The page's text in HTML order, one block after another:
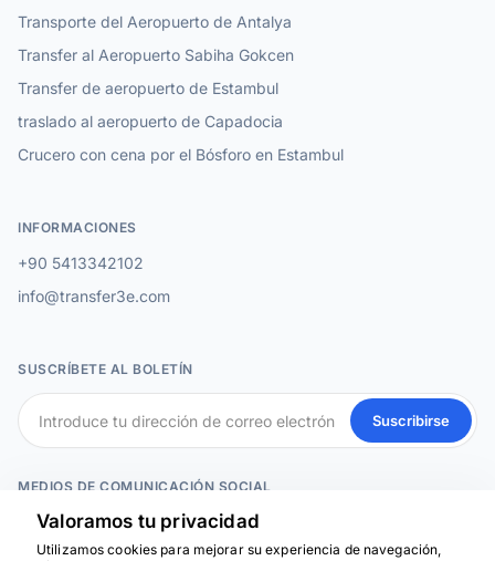
Transporte del Aeropuerto de Antalya
Transfer al Aeropuerto Sabiha Gokcen
Transfer de aeropuerto de Estambul
traslado al aeropuerto de Capadocia
Crucero con cena por el Bósforo en Estambul
INFORMACIONES
+90 5413342102
info@transfer3e.com
SUSCRÍBETE AL BOLETÍN
Suscribirse
MEDIOS DE COMUNICACIÓN SOCIAL
Valoramos tu privacidad
Utilizamos cookies para mejorar su experiencia de navegación,